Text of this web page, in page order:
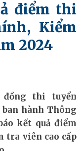
điểm thi
Kiểm
2024
đồng thi tuyển
hành Thông
kết quả điểm
tra viên cao cấp